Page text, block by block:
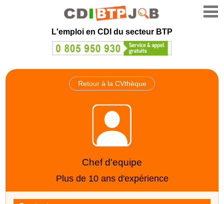
L'emploi en CDI du secteur BTP
Retour à la CVthèque
Chef d'equipe
Plus de 10 ans d'expérience